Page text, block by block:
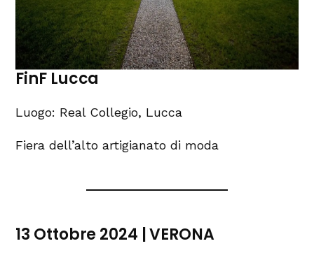
FinF Lucca
Luogo: Real Collegio, Lucca
Fiera dell’alto artigianato di moda
13 Ottobre 2024 | VERONA